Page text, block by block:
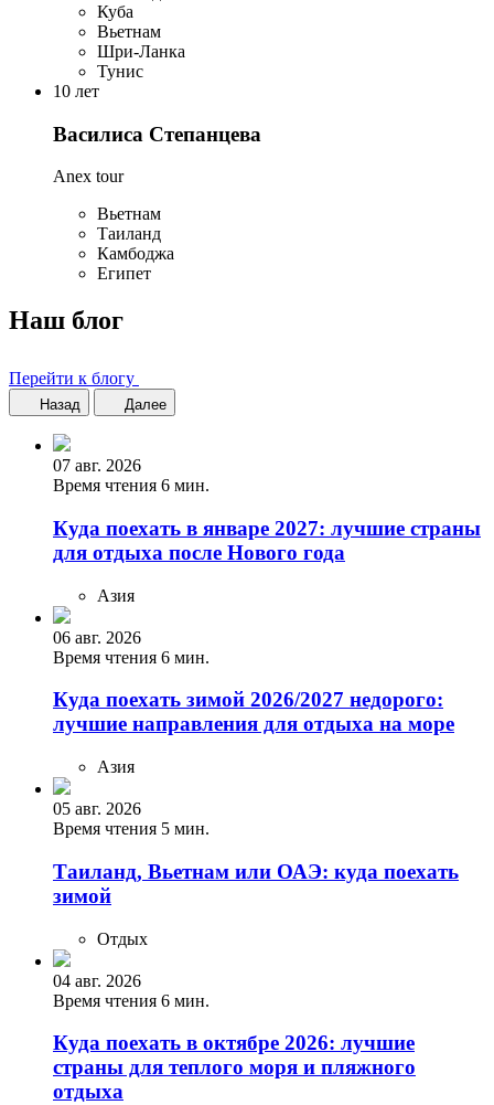
Куба
Вьетнам
Шри-Ланка
Тунис
10 лет
Василиса Степанцева
Anex tour
Вьетнам
Таиланд
Камбоджа
Египет
Наш блог
Перейти к блогу
Назад Далее
07 авг. 2026
Время чтения 6 мин.
Куда поехать в январе 2027: лучшие страны
для отдыха после Нового года
Азия
06 авг. 2026
Время чтения 6 мин.
Куда поехать зимой 2026/2027 недорого:
лучшие направления для отдыха на море
Азия
05 авг. 2026
Время чтения 5 мин.
Таиланд, Вьетнам или ОАЭ: куда поехать
зимой
Отдых
04 авг. 2026
Время чтения 6 мин.
Куда поехать в октябре 2026: лучшие
страны для теплого моря и пляжного
отдыха